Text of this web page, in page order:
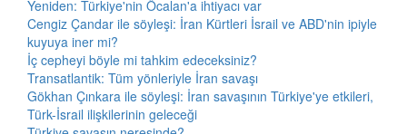
Yeniden: Türkiye'nin Öcalan'a ihtiyacı var
Cengiz Çandar ile söyleşi: İran Kürtleri İsrail ve ABD'nin ipiyle
kuyuya iner mi?
İç cepheyi böyle mi tahkim edeceksiniz?
Transatlantik: Tüm yönleriyle İran savaşı
Gökhan Çınkara ile söyleşi: İran savaşının Türkiye'ye etkileri,
Türk-İsrail ilişkilerinin geleceği